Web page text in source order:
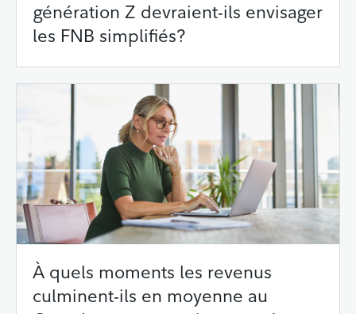
génération Z devraient-ils envisager
les FNB simplifiés?
À quels moments les revenus
culminent-ils en moyenne au